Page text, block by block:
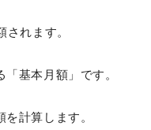
れます。
基本月額」です。
計算します。